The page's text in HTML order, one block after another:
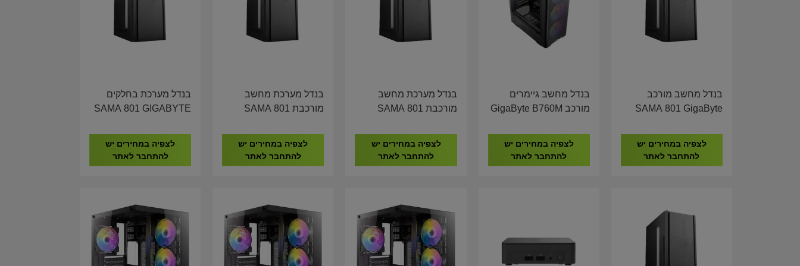
בנדל מחשב מורכב
SAMA 801 GigaByte
DDR4 1TB NVME
לצפיה במחירים יש
להתחבר לאתר
בנדל מחשב גיימרים
מורכב GigaByte B760M
1TB NVME RTX 5060
לצפיה במחירים יש
להתחבר לאתר
בנדל מערכת מחשב
מורכבת SAMA 801
10400 16GB DDR4
512GB NVME
לצפיה במחירים יש
להתחבר לאתר
בנדל מערכת מחשב
מורכבת SAMA 801
10500 8GB DDR4
512GB NVME
לצפיה במחירים יש
להתחבר לאתר
בנדל מערכת בחלקים
SAMA 801 GIGABYTE
DDR4 1TB NVME
לצפיה במחירים יש
להתחבר לאתר